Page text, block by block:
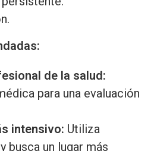
de la salud:
para una evaluación
intensivo: Utiliza
busca un lugar más